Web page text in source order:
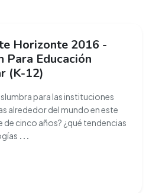
Horizonte 2016 -
Para Educación
(K-12)
para las instituciones
alrededor del mundo en este
cinco años? ¿qué tendencias
...